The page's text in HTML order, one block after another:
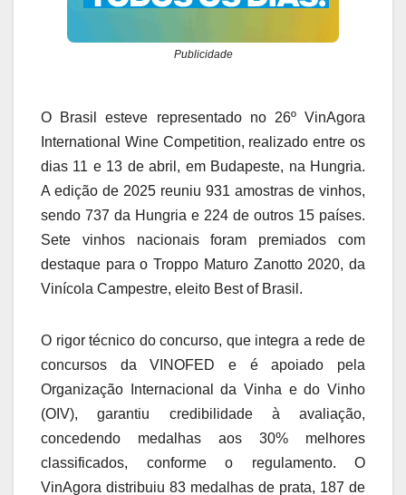
Publicidade
O Brasil esteve representado no 26º VinAgora
International Wine Competition, realizado entre os
dias 11 e 13 de abril, em Budapeste, na Hungria.
A edição de 2025 reuniu 931 amostras de vinhos,
sendo 737 da Hungria e 224 de outros 15 países.
Sete vinhos nacionais foram premiados com
destaque para o Troppo Maturo Zanotto 2020, da
Vinícola Campestre, eleito Best of Brasil.
O rigor técnico do concurso, que integra a rede de
concursos da VINOFED e é apoiado pela
Organização Internacional da Vinha e do Vinho
(OIV), garantiu credibilidade à avaliação,
concedendo medalhas aos 30% melhores
classificados, conforme o regulamento. O
VinAgora distribuiu 83 medalhas de prata, 187 de